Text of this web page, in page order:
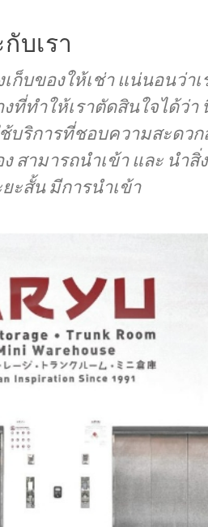
บเรา
ก็บของให้เช่า แน่นอนว่า
ที่ทำให้เราตัดสินใจได้ว่า
บริการที่ชอบความสะดว
ง สามารถนำเข้า และ นำ
ะสั้น มีการนำเข้า